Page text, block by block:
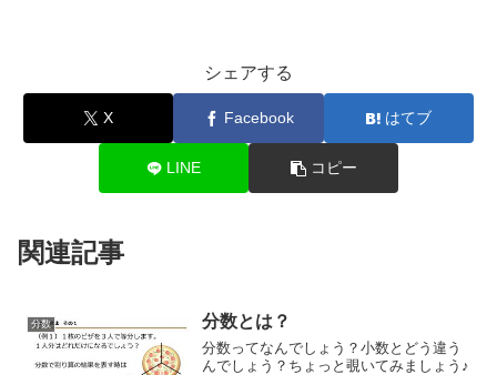
シェアする
X Facebook はてブ
LINE コピー
関連記事
分数 分数とは？
分数ってなんでしょう？小数とどう違う
んでしょう？ちょっと覗いてみましょう♪